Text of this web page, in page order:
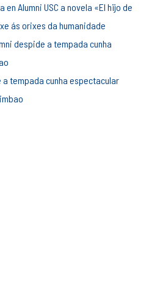
Alumni USC a novela «El hijo de
ás orixes da humanidade
despide a tempada cunha
a tempada cunha espectacular